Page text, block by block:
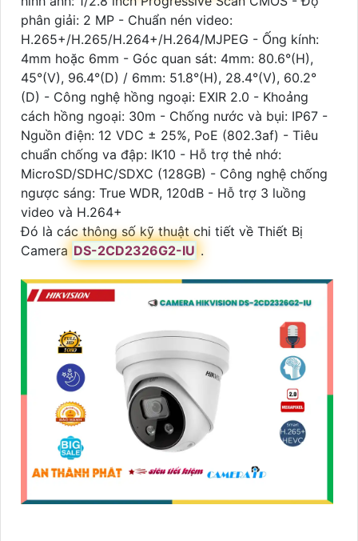
phân giải: 2 MP - Chuẩn nén video:
H.265+/H.265/H.264+/H.264/MJPEG - Ống kính:
4mm hoặc 6mm - Góc quan sát: 4mm: 80.6°(H),
45°(V), 96.4°(D) / 6mm: 51.8°(H), 28.4°(V), 60.2°
(D) - Công nghệ hồng ngoại: EXIR 2.0 - Khoảng
cách hồng ngoại: 30m - Chống nước và bụi: IP67 -
Nguồn điện: 12 VDC ± 25%, PoE (802.3af) - Tiêu
chuẩn chống va đập: IK10 - Hỗ trợ thẻ nhớ:
MicroSD/SDHC/SDXC (128GB) - Công nghệ chống
ngược sáng: True WDR, 120dB - Hỗ trợ 3 luồng
video và H.264+
Đó là các thông số kỹ thuật chi tiết về Thiết Bị
Camera DS-2CD2326G2-IU .